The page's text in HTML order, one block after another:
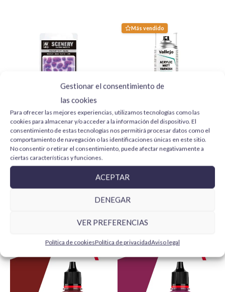
Gestionar el consentimiento de
las cookies
Para ofrecer las mejores experiencias, utilizamos tecnologías como las
cookies para almacenar y/o acceder a la información del dispositivo. El
consentimiento de estas tecnologías nos permitirá procesar datos como el
comportamiento de navegación o las identificaciones únicas en este sitio.
No consentir o retirar el consentimiento, puede afectar negativamente a
ciertas características y funciones.
ACEPTAR
DENEGAR
VER PREFERENCIAS
Política de cookiesPolítica de privacidadAviso legal
Para más información y otras localizaciones
politicas de envío.
Fantasy Tuft Neon SC430
Vallejo Scenery
4,99€
Más vendido
Vallejo Barniz Acrílico Mate
28531 Aerosol 400 ml
11,95€
Productos relacionados